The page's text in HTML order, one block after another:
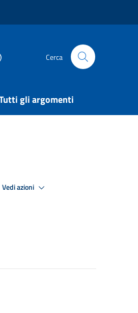
Cerca
gli argomenti
Vedi azioni